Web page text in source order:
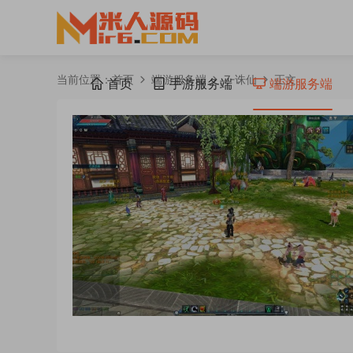
首页 手游服务端 端游服务端
当前位置：首页 端游服务端 Z-诛仙 正文